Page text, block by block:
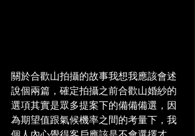
關於合歡山拍攝的故事我想我應該會述
說個兩篇，確定拍攝之前合歡山婚紗的
選項其實是眾多提案下的備備備選，因
為期望值跟氣候機率之間的考量下，我